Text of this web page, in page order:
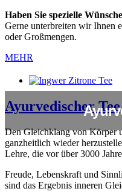
Haben Sie spezielle
Gerne unterbreiten wir Ihnen
oder Großmengen.
MEHR
Ayurvedischer Tee
Den Gleichklang von Körper
ganzheitlich wieder
Lehre, die vor über 3000
Freude, Lebenskraft und
sind das Ergebnis inneren